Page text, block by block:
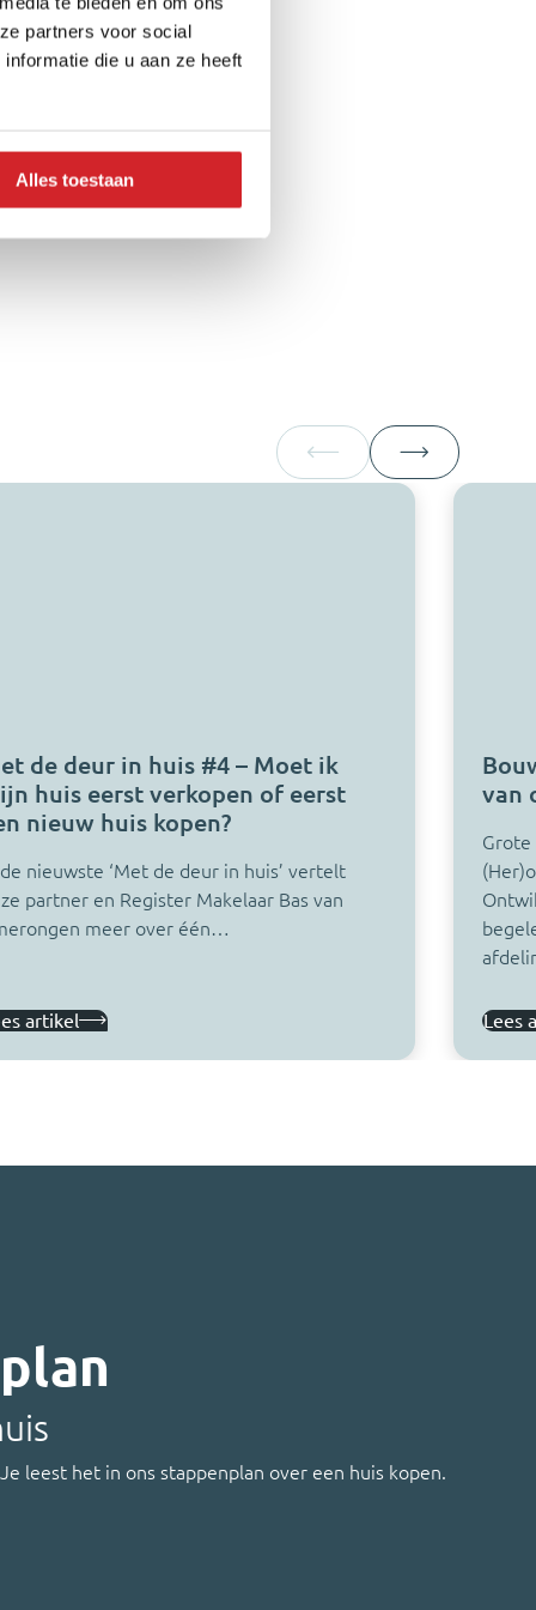
partners voor social
die u aan ze heeft
Alles toestaan
de deur in huis #4 – Moet ik
huis eerst verkopen of eerst
nieuw huis kopen?
nieuwste ‘Met de deur in huis’ vertelt
partner en Register Makelaar Bas van
meer over één…
artikel
van
Lees
leest het in ons stappenplan over een huis kopen.